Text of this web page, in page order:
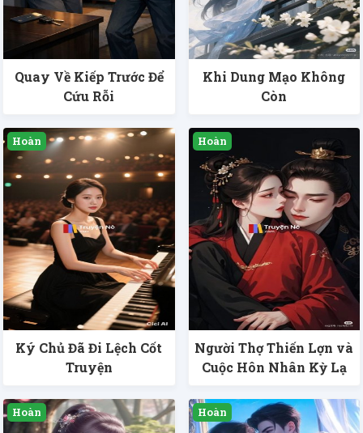
Quay Về Kiếp Trước Để
Cứu Rỗi
Khi Dung Mạo Không
Còn
Ký Chủ Đã Đi Lệch Cốt
Truyện
Người Thợ Thiến Lợn và
Cuộc Hôn Nhân Kỳ Lạ